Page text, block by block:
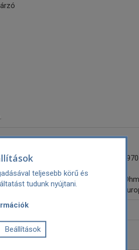
Industrial Park, Iwaki, Fukushima
ALPS ALPINE EUROPE GmbH
; https://www.alpine-
teljesebb körű és
tudunk nyújtani.
Beállítások